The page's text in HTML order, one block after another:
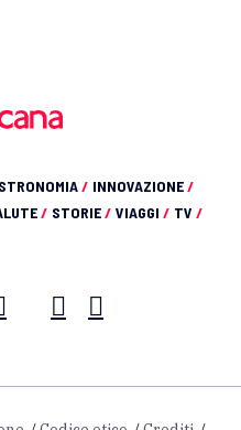
/ INNOVAZIONE/
/ STORIE/ VIAGGI / TV /